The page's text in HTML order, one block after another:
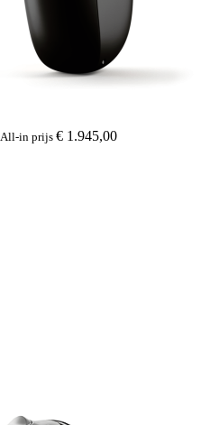
All-in prijs € 1.945,00